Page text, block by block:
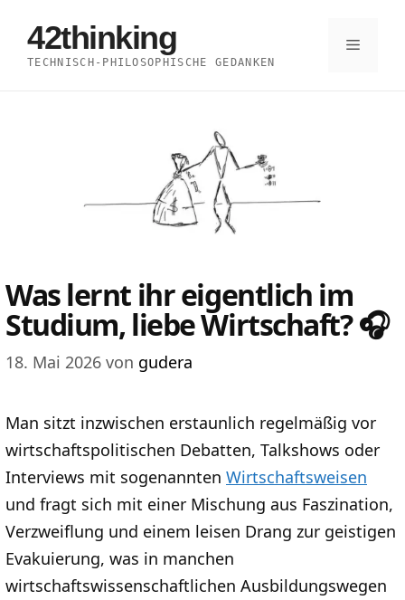
Inhalt
springen
42thinking
TECHNISCH-PHILOSOPHISCHE GEDANKEN
Menü
Was lernt ihr eigentlich im
Studium, liebe Wirtschaft? 🎧
18. Mai 2026 von gudera
Man sitzt inzwischen erstaunlich regelmäßig vor
wirtschaftspolitischen Debatten, Talkshows oder
Interviews mit sogenannten Wirtschaftsweisen
und fragt sich mit einer Mischung aus Faszination,
Verzweiflung und einem leisen Drang zur geistigen
Evakuierung, was in manchen
wirtschaftswissenschaftlichen Ausbildungswegen